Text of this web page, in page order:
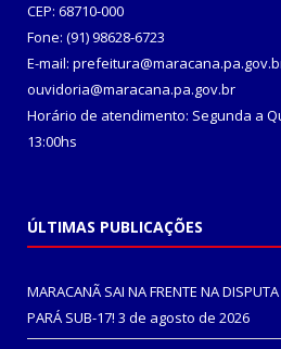
CEP: 68710-000
Fone: (91) 98628-6723
E-mail:
ouvidoria@maracana.pa.gov.br
Horário de atendimento: Segunda a
13:00hs
ÚLTIMAS PUBLICAÇÕES
MARACANÃ SAI NA FRENTE NA
PARÁ SUB-17! 3 de agosto de 2026